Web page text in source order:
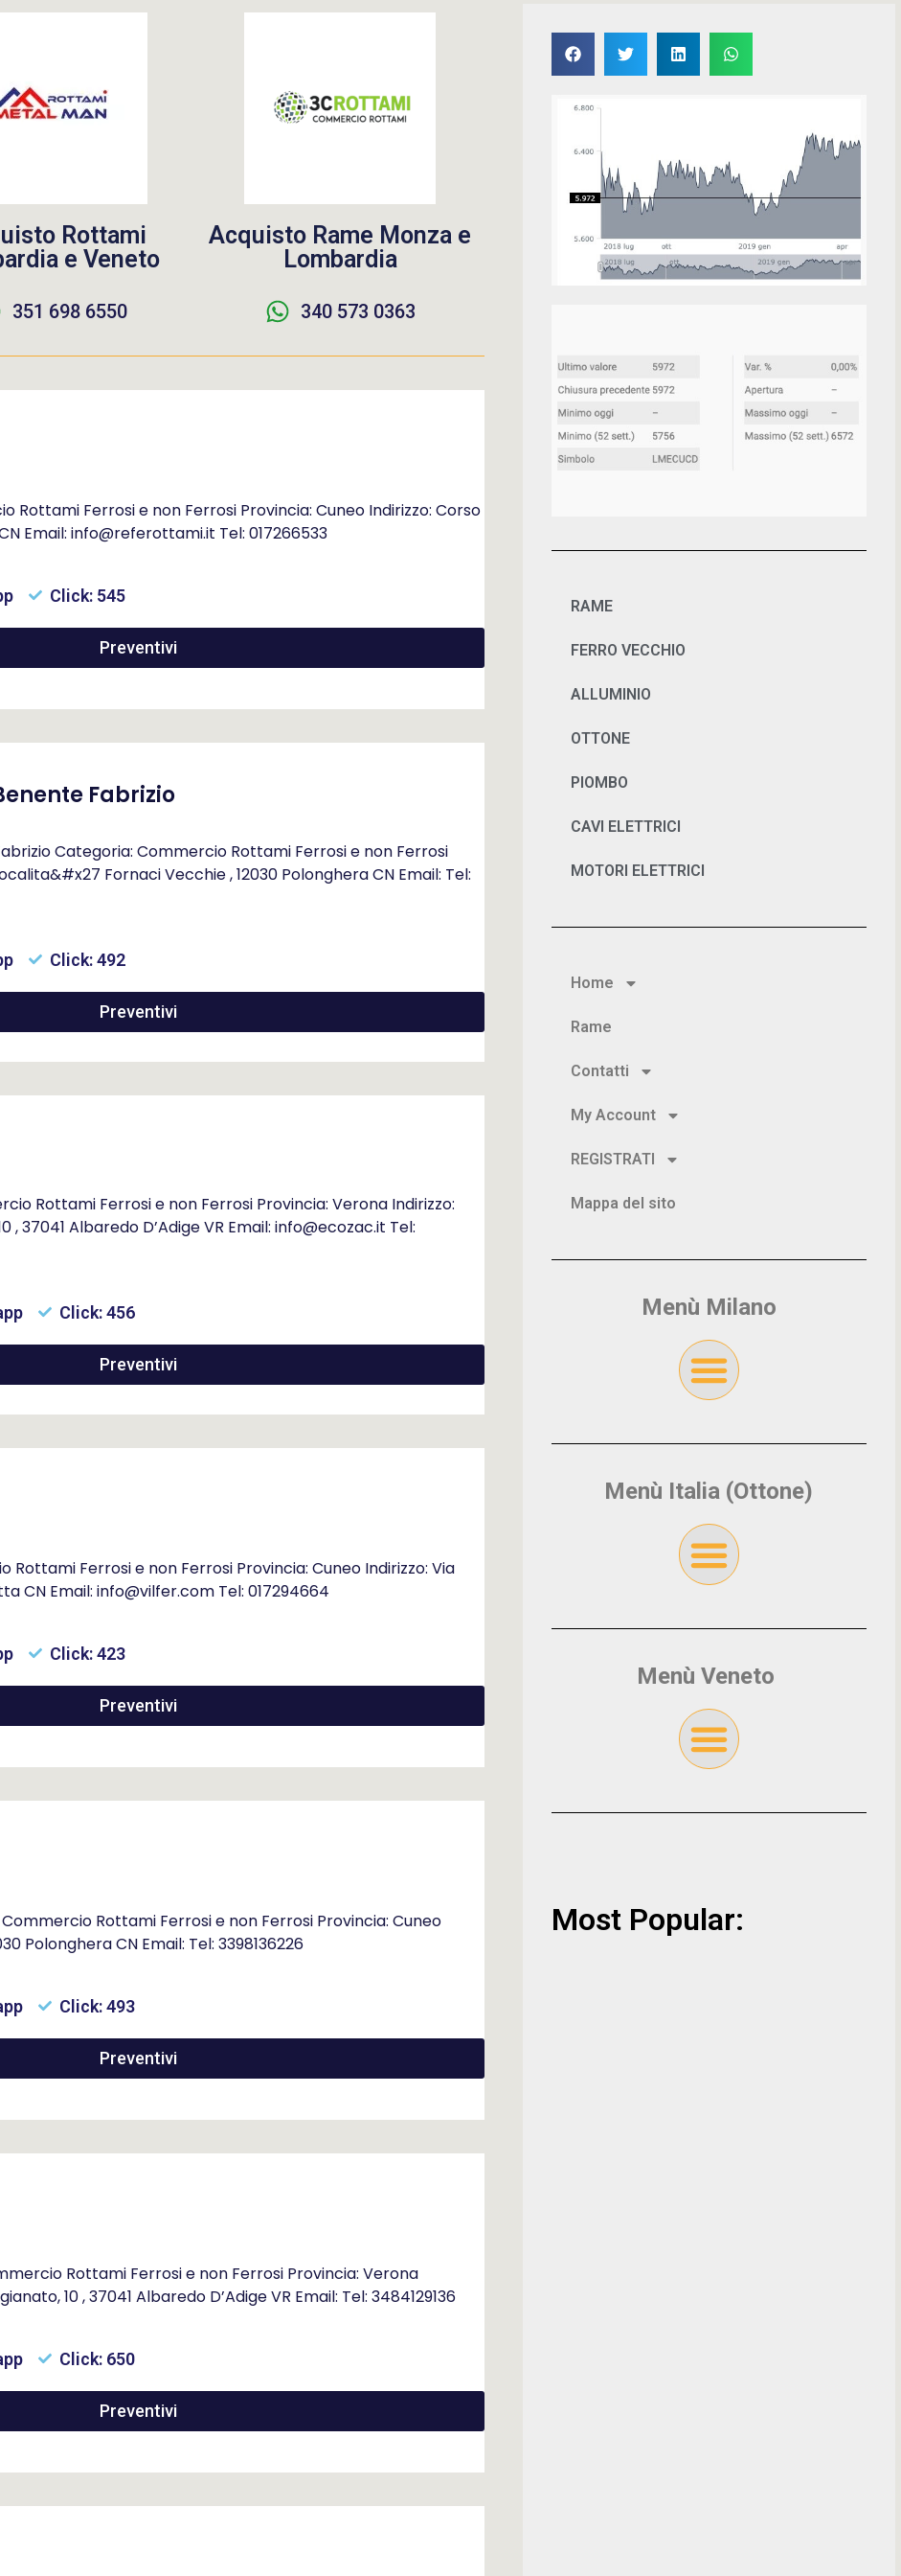
Rottami
e Veneto
351 698 6550
Acquisto Rame Monza e
Lombardia
340 573 0363
Rottami Ferrosi e non Ferrosi Provincia: Cuneo Indirizzo: Corso
Email: info@referottami.it Tel: 017266533
Click: 545
Preventivi
Fabrizio
Categoria: Commercio Rottami Ferrosi e non Ferrosi
Fornaci Vecchie , 12030 Polonghera CN Email: Tel:
Click: 492
Preventivi
Rottami Ferrosi e non Ferrosi Provincia: Verona Indirizzo:
, 37041 Albaredo D’Adige VR Email: info@ecozac.it Tel:
Click: 456
Preventivi
Rottami Ferrosi e non Ferrosi Provincia: Cuneo Indirizzo: Via
CN Email: info@vilfer.com Tel: 017294664
Click: 423
Preventivi
Rottami Ferrosi e non Ferrosi Provincia: Cuneo
Polonghera CN Email: Tel: 3398136226
Click: 493
Preventivi
Rottami Ferrosi e non Ferrosi Provincia: Verona
10 , 37041 Albaredo D’Adige VR Email: Tel: 3484129136
Click: 650
Preventivi
RAME
FERRO VECCHIO
ALLUMINIO
OTTONE
PIOMBO
CAVI ELETTRICI
MOTORI ELETTRICI
Home
Rame
Contatti
My Account
REGISTRATI
Mappa del sito
Menù Milano
Menù Italia (Ottone)
Menù Veneto
Most Popular: